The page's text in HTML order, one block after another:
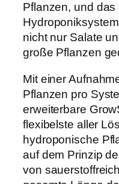
Pflanzen, und das
nicht nur Salate
große Pflanzen
Mit einer
Pflanzen pro
erweiterbare
flexibelste aller
hydroponische
auf dem Prinzip
von